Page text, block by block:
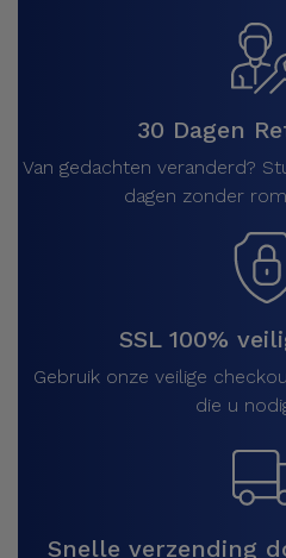
30 Dagen
Van gedachten veranderd?
dagen zonder
SSL 100%
Gebruik onze veilige
die u
Snelle verzending